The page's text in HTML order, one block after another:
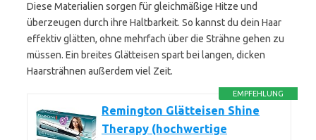
Diese Materialien sorgen für gleichmäßige Hitze und
überzeugen durch ihre Haltbarkeit. So kannst du dein Haar
effektiv glätten, ohne mehrfach über die Strähne gehen zu
müssen. Ein breites Glätteisen spart bei langen, dicken
Haarsträhnen außerdem viel Zeit.
EMPFEHLUNG
Remington Glätteisen Shine
Therapy (hochwertige